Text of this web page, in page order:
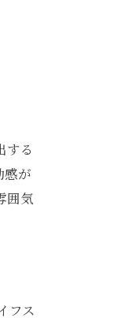
する
感が
囲気
フス